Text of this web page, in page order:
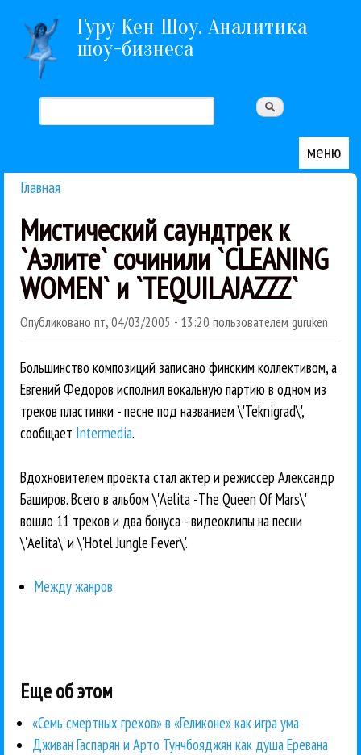
Перейти к основному содержанию
Гуру Кен Шоу. Аналитика
шоу-бизнеса
Форма поиска
меню
Главная
Мистический саундтрек к
`Аэлите` сочинили `CLEANING
WOMEN` и `TEQUILAJAZZZ`
Опубликовано пт, 04/03/2005 - 13:20 пользователем guruken
Большинство композиций записано финским коллективом, а
Евгений Федоров исполнил вокальную партию в одном из
треков пластинки - песне под названием \'Teknigrad\',
сообщает Intermedia.
Вдохновителем проекта стал актер и режиссер Александр
Баширов. Всего в альбом \'Aelita -The Queen Of Mars\'
вошло 11 треков и два бонуса - видеоклипы на песни
\'Aelita\' и \'Hotel Jungle Fever\'.
Между жанров
Еще об этом
«Семь смертных грехов» в «Геликоне» как игра ума
Дживан Гаспарян и Арто Тунчбояджян как душа Еревана